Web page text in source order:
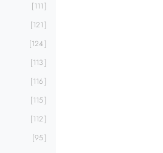
111
121
124
113
116
115
112
95